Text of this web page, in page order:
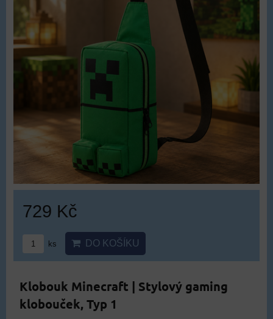
729 Kč
ks DO KOŠÍKU
Klobouk Minecraft | Stylový gaming
klobouček, Typ 1